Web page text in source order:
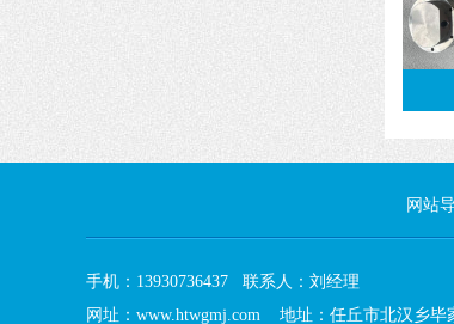
网站
手机：13930736437 联系人：刘经理
网址：www.htwgmj.com 地址：任丘市北汉乡毕